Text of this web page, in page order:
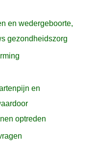
en wedergeboorte,
gezondheidszorg
en
optreden